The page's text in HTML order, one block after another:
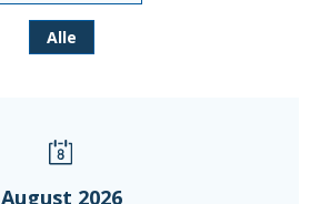
Alle
August 2026